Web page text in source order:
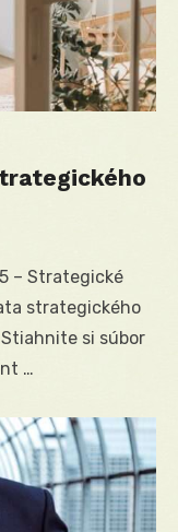
– Strategické
strategického
si súbor
…